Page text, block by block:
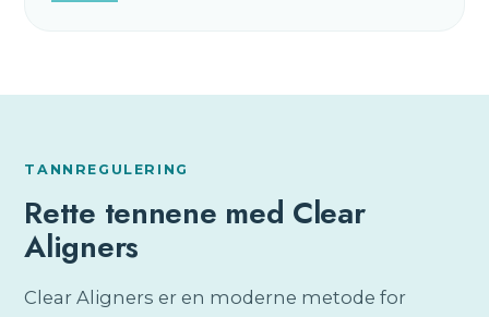
TANNREGULERING
Rette tennene med Clear
Aligners
Clear Aligners er en moderne metode for